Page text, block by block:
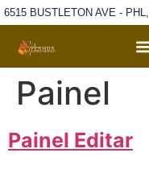
6515 BUSTLETON AVE -
Painel
Painel Editar